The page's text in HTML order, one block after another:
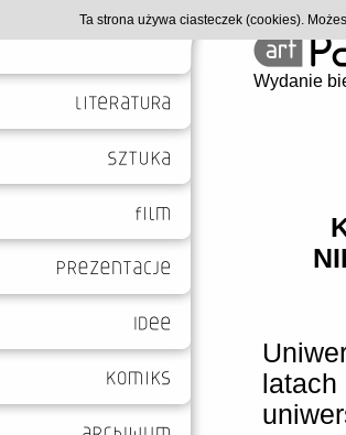
Wydanie
Ta strona używa ciasteczek (cookies).